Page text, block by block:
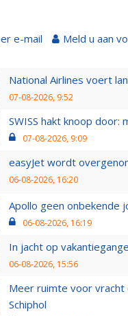
e-mail Meld u aan
National Airlines voert
07-08-2026, 9:52
SWISS hakt knoop
07-08-2026, 9:09
easyJet wordt
06-08-2026, 16:20
Apollo geen onbekende
06-08-2026, 16:19
In jacht op
06-08-2026, 15:56
Meer ruimte voor
Schiphol